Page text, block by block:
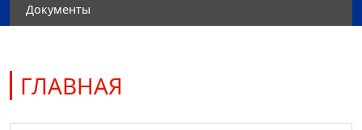
Документы
ГЛАВНАЯ